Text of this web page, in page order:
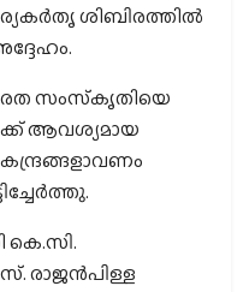
ശിബിരത്തില്‍
സംസ്‌കൃതിയെ
ആവശ്യമായ
കെ.സി.
രാജന്‍പിള്ള